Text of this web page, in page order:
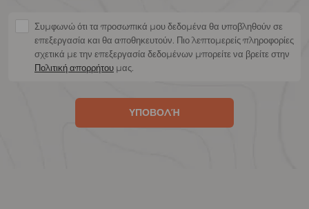
Συμφωνώ ότι τα προσωπικά μου δεδομένα θα υποβληθούν σε
επεξεργασία και θα αποθηκευτούν. Πιο λεπτομερείς πληροφορίες
σχετικά με την επεξεργασία δεδομένων μπορείτε να βρείτε στην
Πολιτική απορρήτου μας.
ΥΠΟΒΟΛΉ